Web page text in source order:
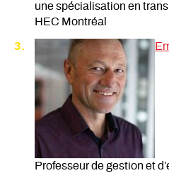
une spécialisation en
HEC Montréal
Professeur de gestion et